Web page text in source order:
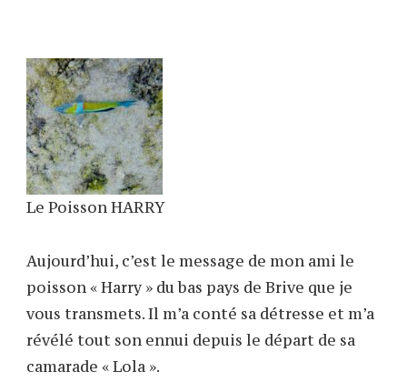
Le Poisson HARRY
Aujourd’hui, c’est le message de mon ami le
poisson « Harry » du bas pays de Brive que je
vous transmets. Il m’a conté sa détresse et m’a
révélé tout son ennui depuis le départ de sa
camarade « Lola ».